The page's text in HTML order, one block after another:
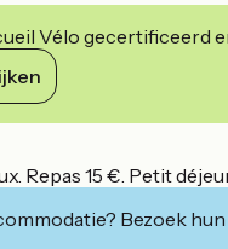
Vélo
Repas 15 €. Petit
Bezoek